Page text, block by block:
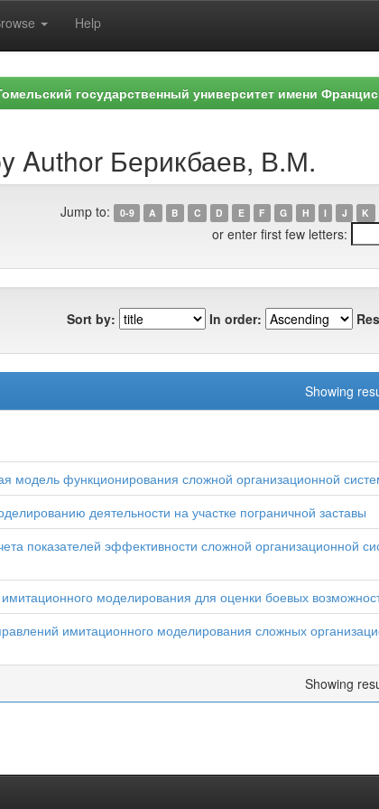
Help
государственный университет имени
Author Берикбаев, В.М.
Jump to: 0-9 A B C D E F G H I J K
or enter first few letters:
Sort by: In order:
Showing
модель функционирования сложной организационной
деятельности на участке пограничной заставы
показателей эффективности сложной организационной
моделирования для оценки боевых
имитационного моделирования сложных
Showing